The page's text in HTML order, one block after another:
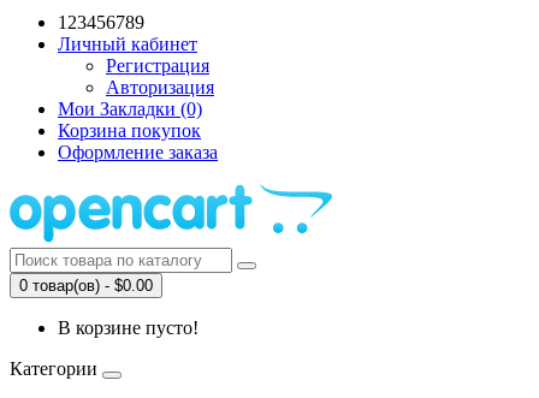
123456789
Личный кабинет
Регистрация
Авторизация
Мои Закладки (0)
Корзина покупок
Оформление заказа
0 товар(ов) - $0.00
В корзине пусто!
Категории